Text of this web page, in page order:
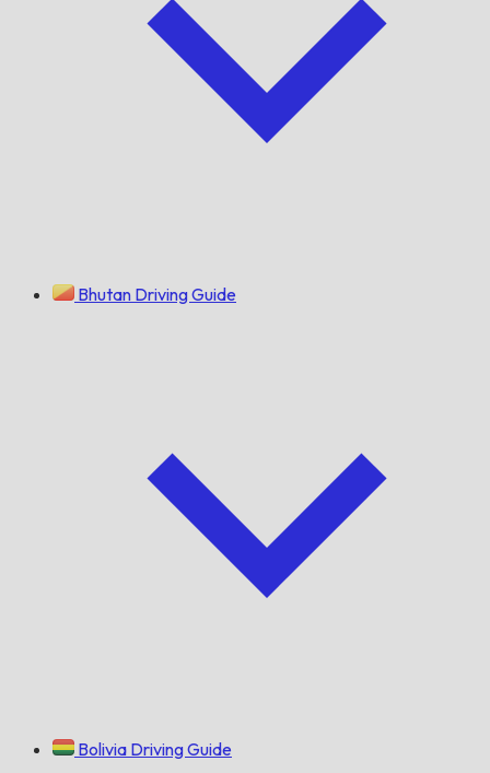
Bhutan Driving Guide
Bolivia Driving Guide